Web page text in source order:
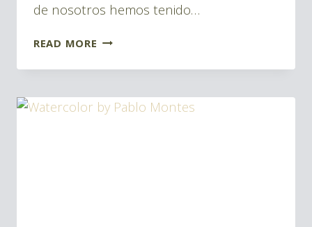
de nosotros hemos tenido…
READ MORE ORGANIZAR
LAS
PINTURAS